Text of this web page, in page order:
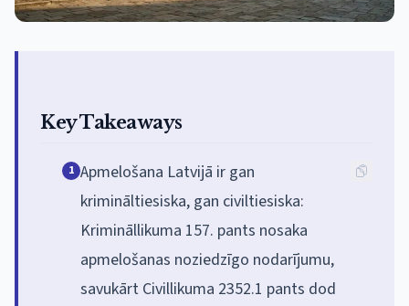
Key Takeaways
1 Apmelošana Latvijā ir gan
krimināltiesiska, gan civiltiesiska:
Krimināllikuma 157. pants nosaka
apmelošanas noziedzīgo nodarījumu,
savukārt Civillikuma 2352.1 pants dod